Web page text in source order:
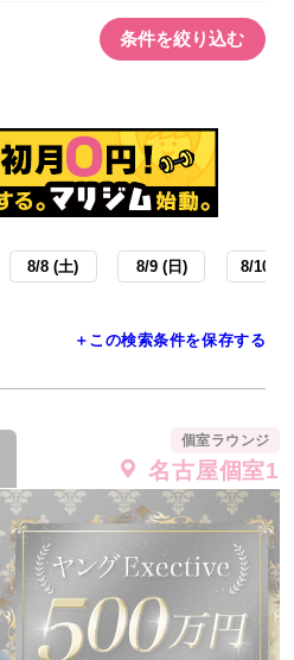
条件を絞り込む
8/8 (土) 8/9 (日) 8/10 (
＋この検索条件を保存する
個室ラウンジ
名古屋個室1